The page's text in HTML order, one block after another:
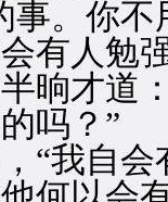
。你不
有人勉
才道：
吗？”
我自会